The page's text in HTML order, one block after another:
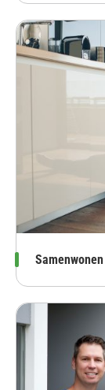
Samenwonen